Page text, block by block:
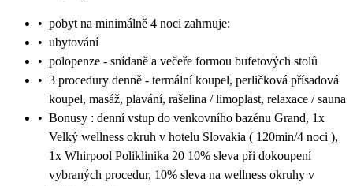
• pobyt na minimálně 4 noci zahrnuje:
• ubytování
• polopenze - snídaně a večeře formou bufetových stolů
• 3 procedury denně - termální koupel, perličková přísadová
koupel, masáž, plavání, rašelina / limoplast, relaxace / sauna
• Bonusy : denní vstup do venkovního bazénu Grand, 1x
Velký wellness okruh v hotelu Slovakia ( 120min/4 noci ),
1x Whirpool Poliklinika 20 10% sleva při dokoupení
vybraných procedur, 10% sleva na wellness okruhy v